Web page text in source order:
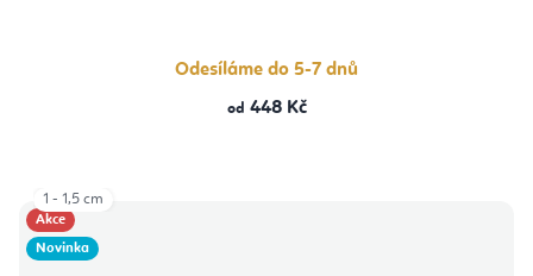
Odesíláme do 5-7 dnů
od 448 Kč
Akce
Novinka
1 - 1,5 cm